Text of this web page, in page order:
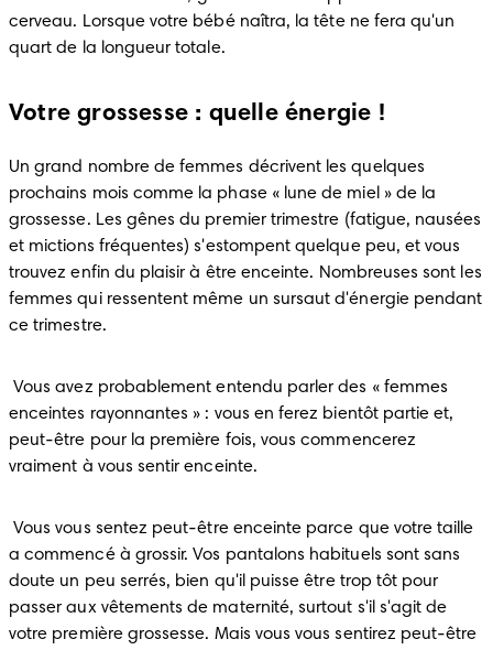
cerveau. Lorsque votre bébé naîtra, la tête ne fera qu'un
quart de la longueur totale.
Votre grossesse : quelle énergie !
Un grand nombre de femmes décrivent les quelques
prochains mois comme la phase « lune de miel » de la
grossesse. Les gênes du premier trimestre (fatigue, nausées
et mictions fréquentes) s'estompent quelque peu, et vous
trouvez enfin du plaisir à être enceinte. Nombreuses sont les
femmes qui ressentent même un sursaut d'énergie pendant
ce trimestre.
Vous avez probablement entendu parler des « femmes
enceintes rayonnantes » : vous en ferez bientôt partie et,
peut-être pour la première fois, vous commencerez
vraiment à vous sentir enceinte.
Vous vous sentez peut-être enceinte parce que votre taille
a commencé à grossir. Vos pantalons habituels sont sans
doute un peu serrés, bien qu'il puisse être trop tôt pour
passer aux vêtements de maternité, surtout s'il s'agit de
votre première grossesse. Mais vous vous sentirez peut-être